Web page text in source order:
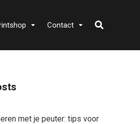
Contact
met je peuter: tips voor